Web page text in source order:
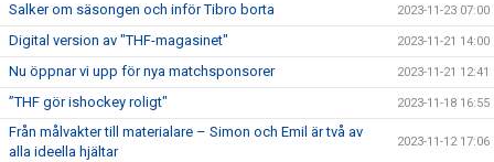
Salker om säsongen och inför Tibro borta 2023-11-23 07:00
Digital version av "THF-magasinet" 2023-11-21 14:00
Nu öppnar vi upp för nya matchsponsorer 2023-11-21 12:41
”THF gör ishockey roligt" 2023-11-18 16:55
Från målvakter till materialare – Simon och Emil är två av
alla ideella hjältar
2023-11-12 17:06